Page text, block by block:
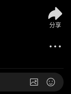
分享